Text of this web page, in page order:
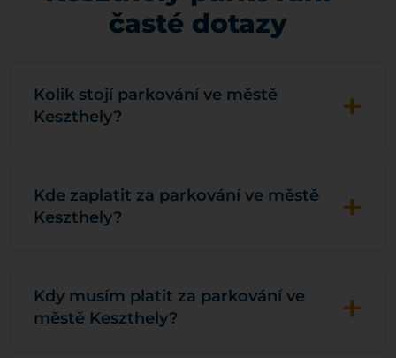
časté dotazy
Kolik stojí parkování ve městě
Keszthely?
+
Kde zaplatit za parkování ve městě
Keszthely?
+
Kdy musím platit za parkování ve
městě Keszthely?
+